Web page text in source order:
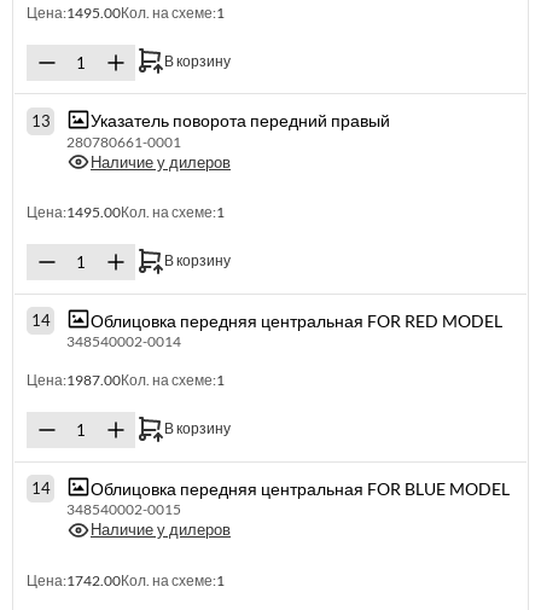
Цена:1495.00Кол. на схеме:1
В корзину
13 Указатель поворота передний правый
280780661-0001
Наличие у дилеров
Цена:1495.00Кол. на схеме:1
В корзину
14 Облицовка передняя центральная FOR RED MODEL
348540002-0014
Цена:1987.00Кол. на схеме:1
В корзину
14 Облицовка передняя центральная FOR BLUE MODEL
348540002-0015
Наличие у дилеров
Цена:1742.00Кол. на схеме:1